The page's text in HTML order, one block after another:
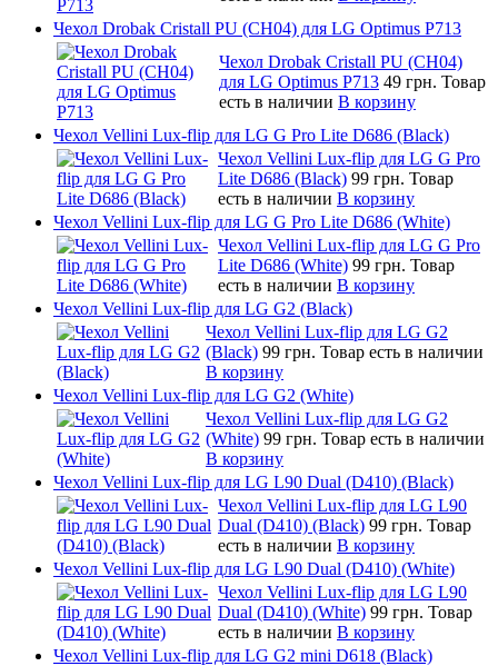
Чехол Drobak Cristall PU (CH04) для LG Optimus P713
Чехол Drobak Cristall PU (CH04)
для LG Optimus P713 49 грн. Товар
есть в наличии В корзину
Чехол Vellini Lux-flip для LG G Pro Lite D686 (Black)
Чехол Vellini Lux-flip для LG G Pro
Lite D686 (Black) 99 грн. Товар
есть в наличии В корзину
Чехол Vellini Lux-flip для LG G Pro Lite D686 (White)
Чехол Vellini Lux-flip для LG G Pro
Lite D686 (White) 99 грн. Товар
есть в наличии В корзину
Чехол Vellini Lux-flip для LG G2 (Black)
Чехол Vellini Lux-flip для LG G2
(Black) 99 грн. Товар есть в наличии
В корзину
Чехол Vellini Lux-flip для LG G2 (White)
Чехол Vellini Lux-flip для LG G2
(White) 99 грн. Товар есть в наличии
В корзину
Чехол Vellini Lux-flip для LG L90 Dual (D410) (Black)
Чехол Vellini Lux-flip для LG L90
Dual (D410) (Black) 99 грн. Товар
есть в наличии В корзину
Чехол Vellini Lux-flip для LG L90 Dual (D410) (White)
Чехол Vellini Lux-flip для LG L90
Dual (D410) (White) 99 грн. Товар
есть в наличии В корзину
Чехол Vellini Lux-flip для LG G2 mini D618 (Black)